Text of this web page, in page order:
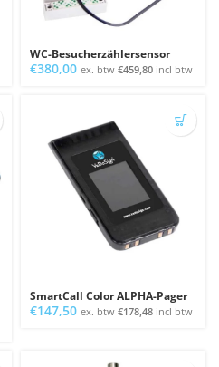
WC-Besucherzählersensor
€380,00 ex. btw €459,80 incl btw
SmartCall Color ALPHA-Pager
€147,50 ex. btw €178,48 incl btw